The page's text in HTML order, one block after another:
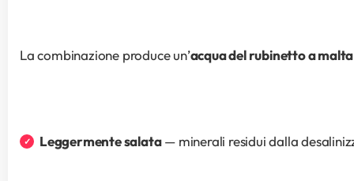
La combinazione produce un’acqua del rubinetto a malta
Leggermente salata — minerali residui dalla